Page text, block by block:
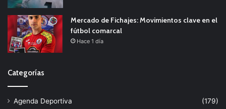
Mercado de Fichajes: Movimientos clave en el
fútbol comarcal
Hace 1 día
Categorías
Agenda Deportiva
(179)